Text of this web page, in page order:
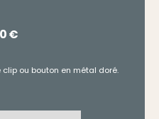
€
ou bouton en métal doré.